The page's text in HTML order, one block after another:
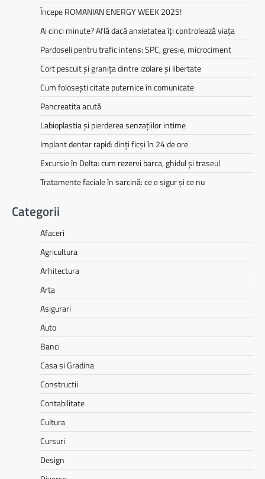
Începe ROMANIAN ENERGY WEEK 2025!
Ai cinci minute? Află dacă anxietatea îți controlează viața
Pardoseli pentru trafic intens: SPC, gresie, microciment
Cort pescuit și granița dintre izolare și libertate
Cum folosești citate puternice în comunicate
Pancreatita acută
Labioplastia și pierderea senzațiilor intime
Implant dentar rapid: dinți ficși în 24 de ore
Excursie în Delta: cum rezervi barca, ghidul și traseul
Tratamente faciale în sarcină: ce e sigur și ce nu
Categorii
Afaceri
Agricultura
Arhitectura
Arta
Asigurari
Auto
Banci
Casa si Gradina
Constructii
Contabilitate
Cultura
Cursuri
Design